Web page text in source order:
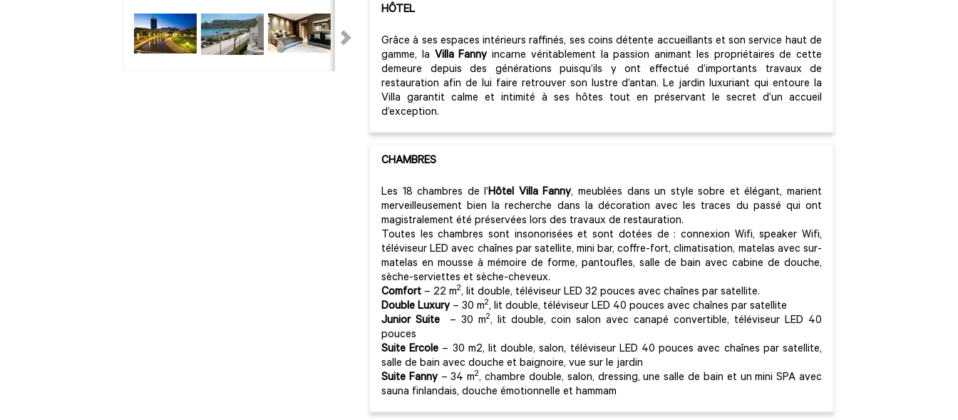
HÔTEL
Grâce à ses espaces intérieurs raffinés, ses coins détente accueillants et son service haut de
gamme, la Villa Fannyincarne véritablement la passion animant les propriétaires de cette
demeure depuis des générations puisqu’ils y ont effectué d’importants travaux de
restauration afin de lui faire retrouver son lustre d’antan. Le jardin luxuriant qui entoure la
Villa garantit calme et intimité à ses hôtes tout en préservant le secret d’un accueil
d’exception.
CHAMBRES
Les 18 chambres de l’Hôtel Villa Fanny, meublées dans un style sobre et élégant, marient
merveilleusement bien la recherche dans la décoration avec les traces du passé qui ont
magistralement été préservées lors des travaux de restauration.
Toutes les chambres sont insonorisées et sont dotées de : connexion Wifi, speaker Wifi,
téléviseur LED avec chaînes par satellite, mini bar, coffre-fort, climatisation, matelas avec sur-
matelas en mousse à mémoire de forme, pantoufles, salle de bain avec cabine de douche,
sèche-serviettes et sèche-cheveux.
Comfort – 22 m2, lit double, téléviseur LED 32 pouces avec chaînes par satellite.
Double Luxury– 30 m2, lit double, téléviseur LED 40 pouces avec chaînes par satellite
Junior Suite – 30 m2, lit double, coin salon avec canapé convertible, téléviseur LED 40
pouces
Suite Ercole – 30 m2, lit double, salon, téléviseur LED 40 pouces avec chaînes par satellite,
salle de bain avec douche et baignoire, vue sur le jardin
Suite Fanny– 34 m2, chambre double, salon, dressing, une salle de bain et un mini SPA avec
sauna finlandais, douche émotionnelle et hammam